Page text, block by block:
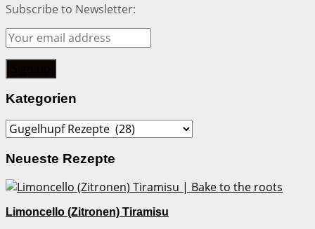
Subscribe to Newsletter:
Kategorien
Kategorien
Neueste Rezepte
Limoncello (Zitronen) Tiramisu